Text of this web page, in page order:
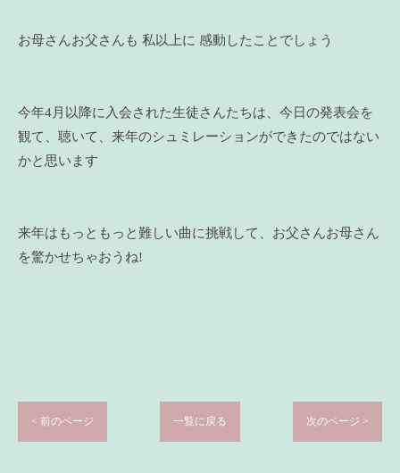
お母さんお父さんも 私以上に 感動したことでしょう
今年4月以降に入会された生徒さんたちは、今日の発表会を
観て、聴いて、来年のシュミレーションができたのではない
かと思います
来年はもっともっと難しい曲に挑戦して、お父さんお母さん
を驚かせちゃおうね!
< 前のページ 一覧に戻る 次のページ >